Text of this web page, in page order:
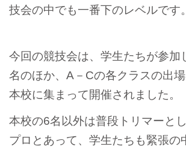
技会の中でも一番下のレベルです。
今回の競技会は、学生たちが参加
名のほか、A－Cの各クラスの出
本校に集まって開催されました。
本校の6名以外は普段トリマーと
プロとあって、学生たちも緊張の